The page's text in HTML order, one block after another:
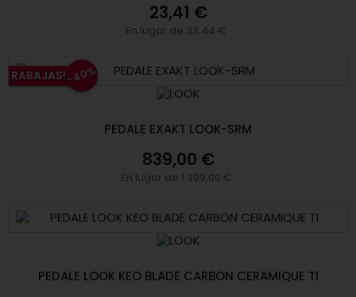
23,41 €
En lugar de 33,44 €
RABAJAS!-40%
PEDALE EXAKT LOOK-SRM
839,00 €
En lugar de 1 399,00 €
PEDALE LOOK KEO BLADE CARBON CERAMIQUE TI